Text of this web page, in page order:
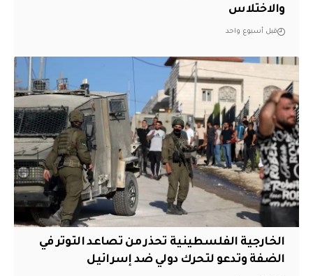
والاختلاس
قبل أسبوع واحد
الخارجية الفلسطينية تحذر من تصاعد التوتر في
الضفة وتدعو لتحرك دولي ضد إسرائيل